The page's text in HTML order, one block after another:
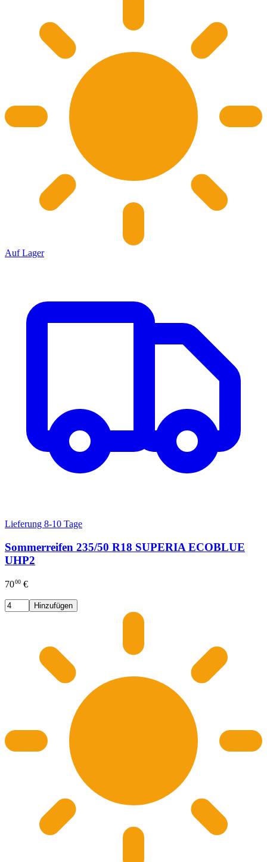
Auf Lager
Lieferung 8-10 Tage
Sommerreifen 235/50 R18 SUPERIA ECOBLUE
UHP2
7000 €
Hinzufügen